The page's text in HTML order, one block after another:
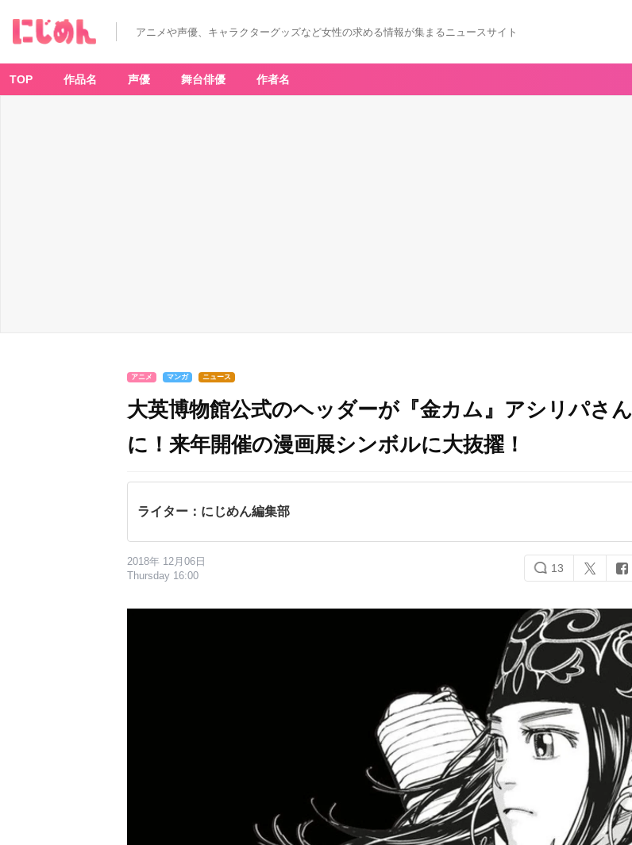
アニメや声優、キャラクターグッズなど女性の求める情報が集まるニュースサイト
TOP 作品名 声優 舞台俳優 作者名
アニメ マンガ ニュース
大英博物館公式のヘッダーが『金カム』アシリパさん
に！来年開催の漫画展シンボルに大抜擢！
ライター：にじめん編集部
2018年 12月06日
Thursday 16:00
13